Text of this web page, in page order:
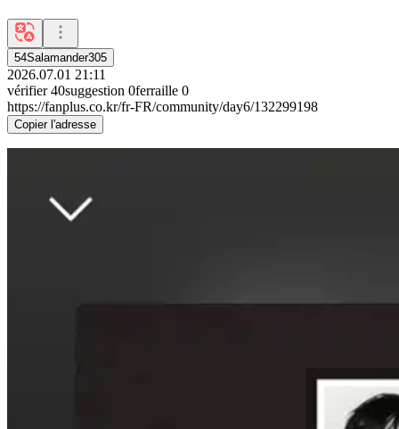
54Salamander305
2026.07.01 21:11
vérifier 40suggestion 0ferraille 0
https://fanplus.co.kr/fr-FR/community/day6/132299198
Copier l'adresse